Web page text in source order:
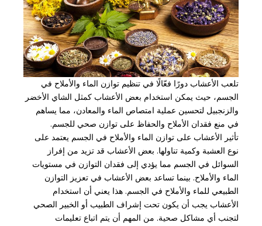
تلعب الأعشاب دورًا فعّالًا في تنظيم توازن الماء والأملاح في
الجسم، حيث يمكن استخدام بعض الأعشاب كمثل الشاي الأخضر
والزنجبيل لتحسين عملية امتصاص الماء والمعادن، مما يساهم
في منع فقدان الأملاح والحفاظ على توازن صحي للجسم.
تأثير الأعشاب على توازن الماء والأملاح في الجسم يعتمد على
نوع العشبة وكمية تناولها. بعض الأعشاب قد تزيد من إفراز
السوائل في الجسم مما يؤدي إلى فقدان التوازن في مستويات
الماء والأملاح. بينما تساعد بعض الأعشاب في تعزيز التوازن
الطبيعي للماء والأملاح في الجسم. هذا يعني أن استخدام
الأعشاب يجب أن يكون تحت إشراف الطبيب أو الخبير الصحي
لتجنب أي مشاكل صحية. من المهم أن يتم اتباع تعليمات